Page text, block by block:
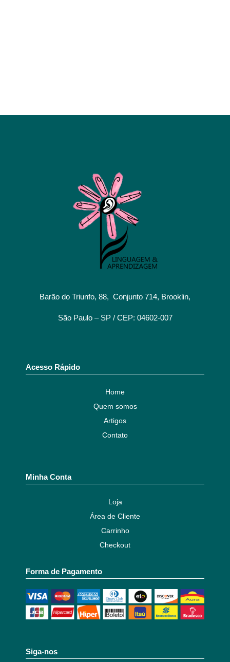
Barão do Triunfo, 88, Conjunto 714, Brooklin,
São Paulo – SP / CEP: 04602-007
Acesso Rápido
Home
Quem somos
Artigos
Contato
Minha Conta
Loja
Área de Cliente
Carrinho
Checkout
Forma de Pagamento
Siga-nos